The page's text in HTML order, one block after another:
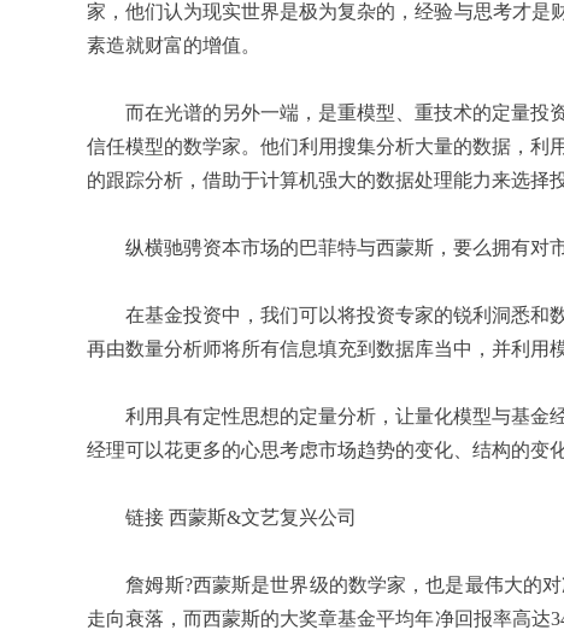
家，他们认为现实世界是极为复杂的，经验与思考才是
素造就财富的增值。
而在光谱的另外一端，是重模型、重技术的定量投资
信任模型的数学家。他们利用搜集分析大量的数据，利
的跟踪分析，借助于计算机强大的数据处理能力来选择
纵横驰骋资本市场的巴菲特与西蒙斯，要么拥有对市
在基金投资中，我们可以将投资专家的锐利洞悉和数
再由数量分析师将所有信息填充到数据库当中，并利用
利用具有定性思想的定量分析，让量化模型与基金经
经理可以花更多的心思考虑市场趋势的变化、结构的变
链接 西蒙斯&文艺复兴公司
詹姆斯?西蒙斯是世界级的数学家，也是最伟大的对
走向衰落，而西蒙斯的大奖章基金平均年净回报率高达